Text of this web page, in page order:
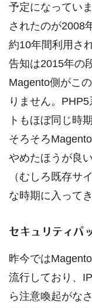
予定になってい
されたのが2008
約10年間利用さ
告知は2015年の
Magento側がこ
りません。
トもほぼ同じ時
そろそろ
やめたほうが良
（むしろ既存サ
な時期に入って
セキュリティパ
昨今では
流行しており、
ら注意喚起がな